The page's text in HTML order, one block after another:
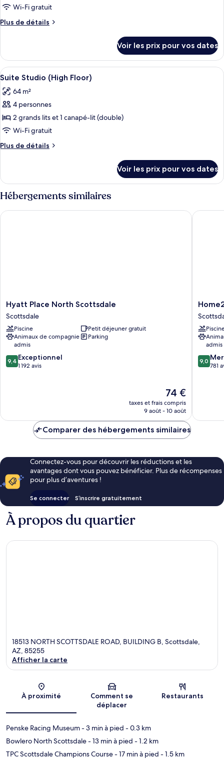
ce
type
de
Suite,
chambre
(High
Floor)
Wi-Fi gratuit
Plus de détails
Plus
le
type
de
Suite,
(High
Floor)
Voir les prix pour vos dates
Afficher
toutes
les
photos
pour
ce
type
de
Suite
Studio
(High
Floor)
Une cuisine d’hôtel de taille réduite,
7
Suite Studio (High Floor)
64 m²
4 personnes
2 grands lits et 1 canapé-lit (double)
Wi-Fi gratuit
Plus de détails
Plus
le
type
de
chambre
Suite
Voir les prix pour vos dates
Hébergements similaires
Hyatt
Place
North
Scottsdale
Scottsdale
Hyatt Place North Scottsdale
Scottsdale
Piscine
Petit déjeuner gratuit
Animaux de compagnie
admis
Parking
9.4
sur
9,4 Exceptionnel
1 192 avis
Le
nouveau
prix
de
74 €
taxes et frais compris
9 août - 10 août
Hyatt Place North Scottsdale
Home2
Suites
by
Hilton
North
admis
9.0
sur
9,0
781
Home2
Comparer des hébergements similaires
Connectez-vous pour découvrir les réductions et les
avantages dont vous pouvez bénéficier. Plus de récompenses
pour plus d’aventures !
Se connecter S’inscrire gratuitement
À propos du quartier
18513 NORTH SCOTTSDALE ROAD, BUILDING B, Scottsdale,
AZ, 85255
Afficher la carte
À proximité
Comment se
déplacer
Restaurants
Penske Racing Museum- 3 min à pied - 0.3 km
Bowlero North Scottsdale- 13 min à pied - 1.2 km
TPC Scottsdale Champions Course- 17 min à pied - 1.5 km